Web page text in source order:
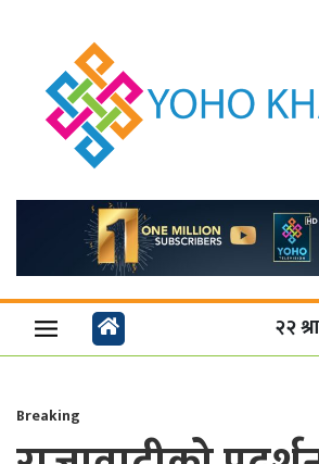
२२
Breaking